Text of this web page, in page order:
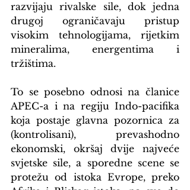
razvijaju rivalske sile, dok jedna
drugoj ograničavaju pristup
visokim tehnologijama, rijetkim
mineralima, energentima i
tržištima.
To se posebno odnosi na članice
APEC-a i na regiju Indo-pacifika
koja postaje glavna pozornica za
(kontrolisani), prevashodno
ekonomski, okršaj dvije najveće
svjetske sile, a sporedne scene se
protežu od istoka Evrope, preko